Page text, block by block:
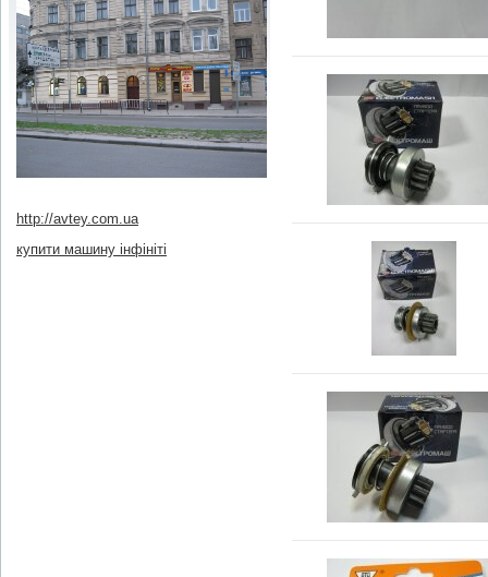
http://avtey.com.ua
купити машину інфініті